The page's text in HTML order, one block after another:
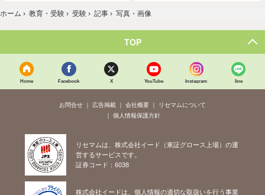
ホーム › 教育・受験 › 受験 › 記事 › 写真・画像
TOP
Home Facebook X YouTube Instagram line
お問合せ 広告掲載 会社概要
リセマムについて
個人情報保護方針
リセマムは、株式会社イード（東証グロース上場）の運
営するサービスです。
証券コード：6038
株式会社イードは、個人情報の適切な取扱いを行う事業